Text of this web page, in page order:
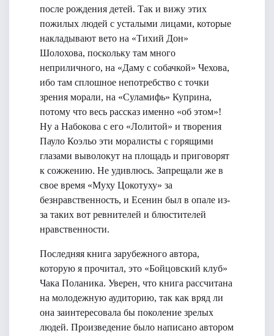
после рождения детей. Так и вижу этих
пожилых людей с усталыми лицами, которые
накладывают вето на «Тихий Дон»
Шолохова, поскольку там много
неприличного, на «Даму с собачкой» Чехова,
ибо там сплошное непотребство с точки
зрения морали, на «Суламифь» Куприна,
потому что весь рассказ именно «об этом»!
Ну а Набокова с его «Лолитой» и творения
Пауло Коэльо эти моралисты с горящими
глазами выволокут на площадь и приговорят
к сожжению. Не удивлюсь. Запрещали же в
свое время «Муху Цокотуху» за
безнравственность, и Есенин был в опале из-
за таких вот ревнителей и блюстителей
нравственности.
Последняя книга зарубежного автора,
которую я прочитал, это «Бойцовский клуб»
Чака Поланика. Уверен, что книга рассчитана
на молодежную аудиторию, так как вряд ли
она заинтересовала бы поколение зрелых
людей. Произведение было написано автором